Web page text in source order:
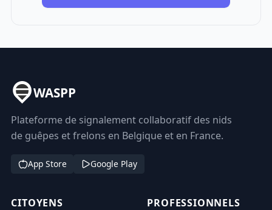
WASPP
Plateforme de signalement collaboratif des nids
de guêpes et frelons en Belgique et en France.
App Store Google Play
CITOYENS
PROFESSIONNELS